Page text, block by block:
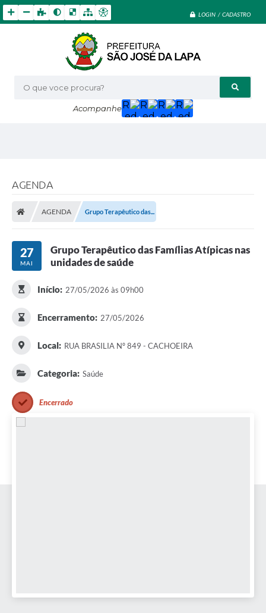
LOGIN / CADASTRO
O que voce procura?
Acompanhe
AGENDA
AGENDA Grupo Terapêutico das...
27
MAI
Grupo Terapêutico das Famílias Atípicas nas
unidades de saúde
Início: 27/05/2026 às 09h00
Encerramento: 27/05/2026
Local: RUA BRASILIA Nº 849 - CACHOEIRA
Categoria: Saúde
Encerrado